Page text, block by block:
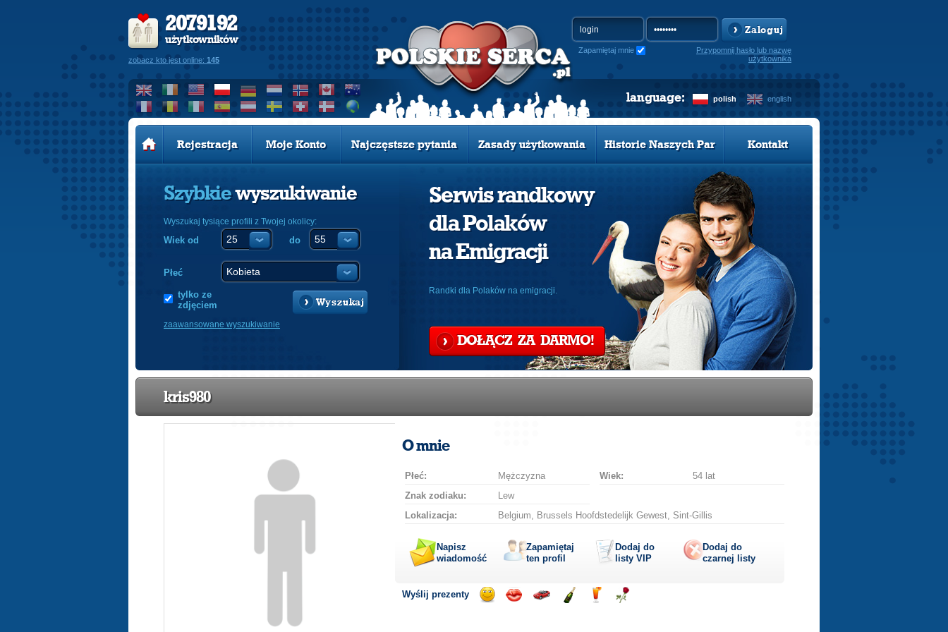
2079192
użytkowników
zobacz kto jest online: 145
Zaloguj
Zapamiętaj mnie
Przypomnij hasło lub nazwę
użytkownika
polish english
language:
Rejestracja Moje Konto Najczęstsze pytania Zasady użytkowania Historie Naszych Par Kontakt
Szybkiewyszukiwanie
Wyszukaj tysiące profili z Twojej okolicy:
Wiek od do
Płeć
tylko ze
zdjęciem
Wyszukaj
zaawansowane wyszukiwanie
Serwis randkowy
dla Polaków
na Emigracji
Randki dla Polaków na emigracji.
DOŁĄCZ ZA DARMO!
kris980
O mnie
Płeć: Mężczyzna Wiek:
54 lat
Znak zodiaku:
Lew
Lokalizacja:
Belgium, Brussels Hoofdstedelijk Gewest, Sint-Gillis
Napisz
wiadomość
Zapamiętaj
ten profil
Dodaj do
listy VIP
Dodaj do
czarnej listy
Wyślij prezenty